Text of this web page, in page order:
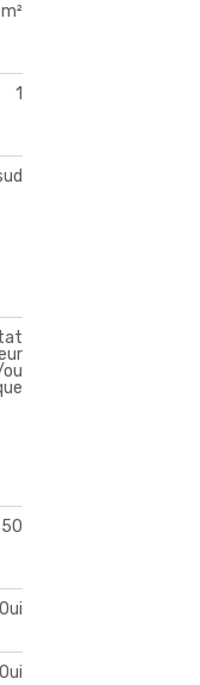
1
50
Oui
Oui